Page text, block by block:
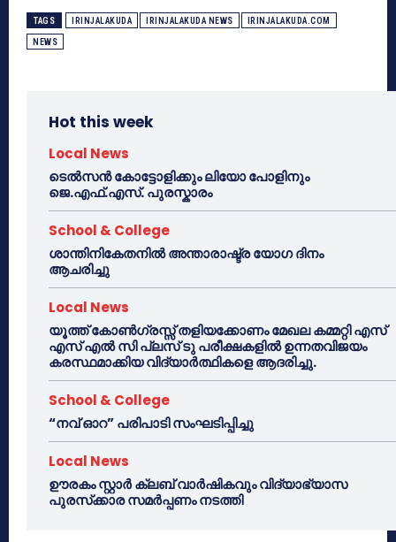
TAGS IRINJALAKUDA IRINJALAKUDA NEWS IRINJALAKUDA.COM
NEWS
Hot this week
Local News
ടെൽസൻ കോട്ടോളിക്കും ലിയോ പോളിനും
ജെ.എഫ്.എസ്. പുരസ്കാരം
School & College
ശാന്തിനികേതനിൽ അന്താരാഷ്ട്ര യോഗ ദിനം
ആചരിച്ചു
Local News
യൂത്ത് കോൺഗ്രസ്സ് തളിയക്കോണം മേഖല കമ്മറ്റി എസ്
എസ് എൽ സി പ്ലസ് ടു പരീക്ഷകളിൽ ഉന്നതവിജയം
കരസ്ഥമാക്കിയ വിദ്യാർത്ഥികളെ ആദരിച്ചു.
School & College
“നവ് ഓറ” പരിപാടി സംഘടിപ്പിച്ചു
Local News
ഊരകം സ്റ്റാർ ക്ലബ് വാർഷികവും വിദ്യാഭ്യാസ
പുരസ്‌ക്കാര സമർപ്പണം നടത്തി